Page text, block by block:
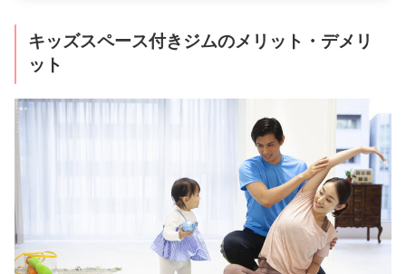
キッズスペース付きジムのメリット・デメリ
ット